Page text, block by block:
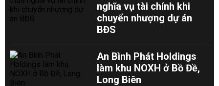
nghĩa vụ tài chính khi
chuyển nhượng dự án
BĐS
An Bình Phát Holdings
làm khu NOXH ở Bồ Đề,
Long Biên